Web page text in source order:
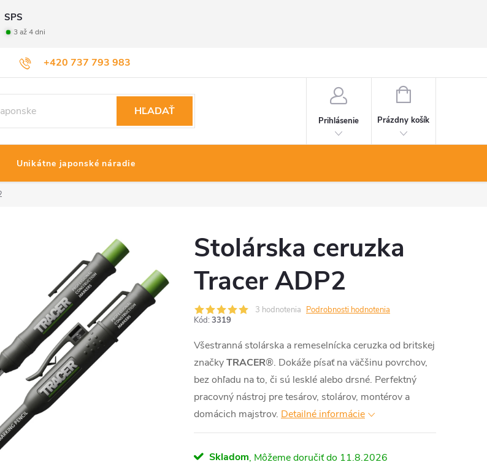
SPS
3 až 4 dni
+420 737 793 983
Veľkoobchod Vrátenie tovaru
HĽADAŤ
Prihlásenie
NÁKUPNÝ
Prázdny košík
Unikátne japonské náradie
Stolárska ceruzka
Tracer ADP2
3 hodnotenia Podrobnosti hodnotenia
Kód: 3319
Všestranná stolárska a remeselnícka ceruzka od britskej
značkyTRACER®. Dokáže písať na väčšinu povrchov,
bez ohľadu na to, či sú lesklé alebo drsné. Perfektný
pracovný nástroj pre tesárov, stolárov, montérov a
domácich majstrov. Detailné informácie
Skladom 11.8.2026